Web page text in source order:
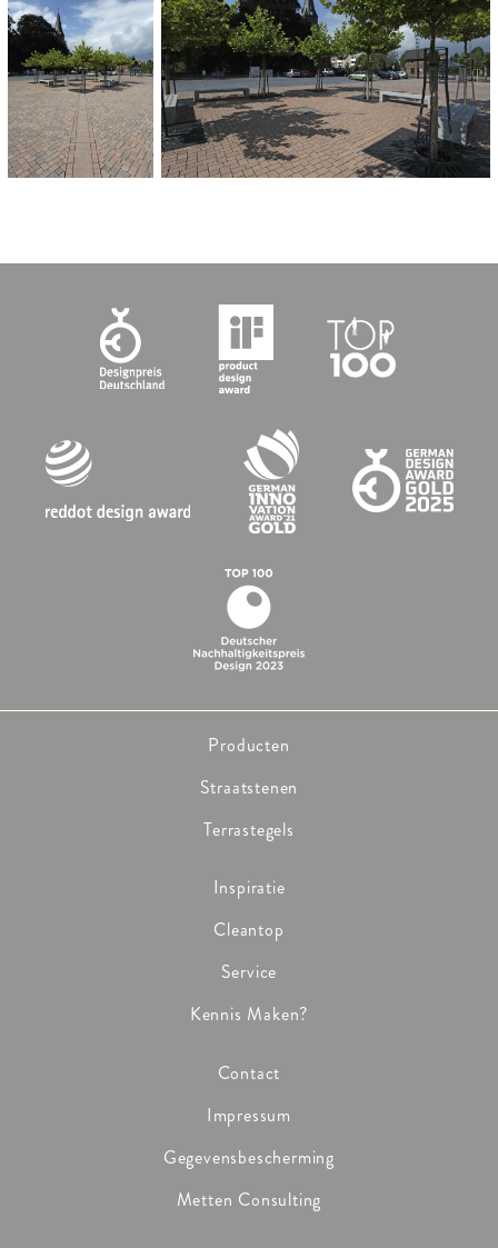
Producten
Straatstenen
Terrastegels
Inspiratie
Cleantop
Service
Kennis Maken?
Contact
Impressum
Gegevensbescherming
Metten Consulting